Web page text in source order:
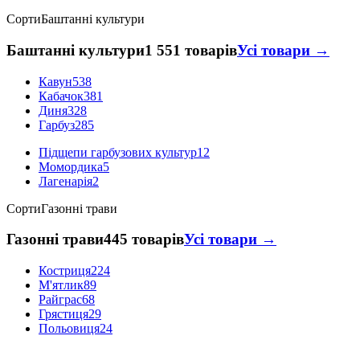
СортиБаштанні культури
Баштанні культури1 551 товарівУсі товари →
Кавун538
Кабачок381
Диня328
Гарбуз285
Підщепи гарбузових культур12
Момордика5
Лагенарія2
СортиГазонні трави
Газонні трави445 товарівУсі товари →
Костриця224
М'ятлик89
Райграс68
Грястиця29
Польовиця24